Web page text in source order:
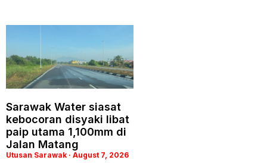
Sarawak Water siasat
kebocoran disyaki libat
paip utama 1,100mm di
Jalan Matang
Utusan Sarawak August 7, 2026